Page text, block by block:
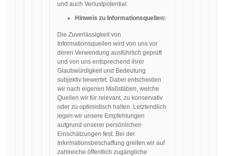
und auch Verlustpotential.
Hinweis zu Informationsquellen:
Die Zuverlässigkeit von
Informationsquellen wird von uns vor
deren Verwendung ausführlich geprüft
und von uns entsprechend ihrer
Glaubwürdigkeit und Bedeutung
subjektiv bewertet. Dabei entscheiden
wir nach eigenen Maßstäben, welche
Quellen wir für relevant, zu konservativ
oder zu optimistisch halten. Letztendlich
legen wir unsere Empfehlungen
aufgrund unserer persönlichen
Einschätzungen fest. Bei der
Informationsbeschaffung greifen wir auf
zahlreiche öffentlich zugängliche